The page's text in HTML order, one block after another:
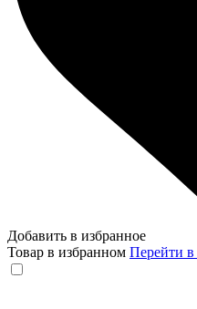
Добавить в избранное
Товар в избранном Перейти в